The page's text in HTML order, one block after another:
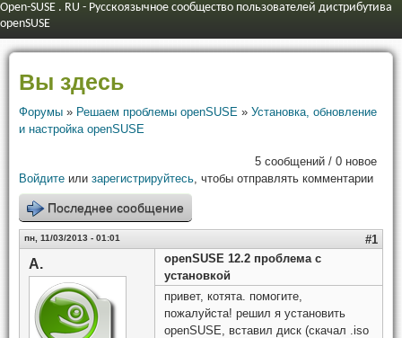
Open-SUSE . RU - Русскоязычное сообщество пользователей дистрибутива
openSUSE
Вы здесь
Форумы » Решаем проблемы openSUSE » Установка, обновление
и настройка openSUSE
5 сообщений / 0 новое
Войдите или зарегистрируйтесь, чтобы отправлять комментарии
Последнее сообщение
пн, 11/03/2013 - 01:01 #1
А.
openSUSE 12.2 проблема с
установкой
привет, котята. помогите,
пожалуйста! решил я установить
openSUSE, вставил диск (скачал .iso